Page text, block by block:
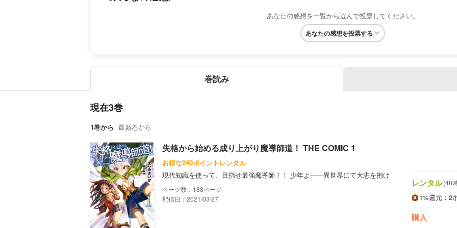
あなたの感想を一覧から選んで投票してください。
あなたの感想を投票する
巻読み
現在3巻
1巻から 最新巻から
失格から始める成り上がり魔導師道！ THE COMIC 1
お得な240ポイントレンタル
現代知識を使って、目指せ最強魔導師！！ 少年よ――異世界にて大志を抱け
188
配信日：2021/03/27
レンタル(48
1%還元 ：2
購入